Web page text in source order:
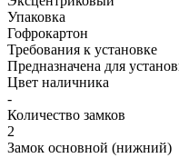
Упаковка
Гофрокартон
Требования к установке
Предназначена для
Цвет наличника
-
Количество замков
2
Замок основной (нижний)